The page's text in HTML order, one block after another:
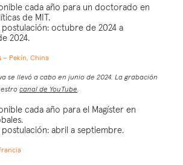
cada año para un doctorado en
de MIT.
octubre de 2024 a
2024.
– Pekín, China
se llevó a cabo en junio de 2024. La grabación
canal de YouTube.
cada año para el Magíster en
abril a septiembre.